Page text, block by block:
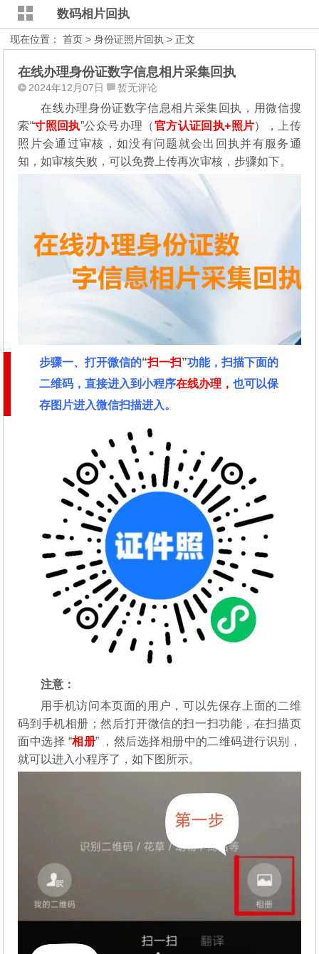
数码相片回执
现在位置：首页 >身份证照片回执 > 正文
在线办理身份证数字信息相片采集回执
2024年12月07日 暂无评论
在线办理身份证数字信息相片采集回执，用微信搜
索“寸照回执”公众号办理（官方认证回执+照片），
上传
照片会通过审核，如没有问题就会出回执并有服务通
知，如审核失败，可以免费上传再次审核，步骤如下。
步骤一、打开微信的“扫一扫”功能，扫描下面的
二维码，直接进入到小程序在线办理，也可以保
存图片进入微信扫描进入。
注意：
用手机访问本页面的用户，可以先保存上面的二维
码到手机相册；然后打开微信的扫一扫功能，在扫描页
面中选择 “相册” ，然后选择相册中的二维码进行识别，
就可以进入小程序了，如下图所示。